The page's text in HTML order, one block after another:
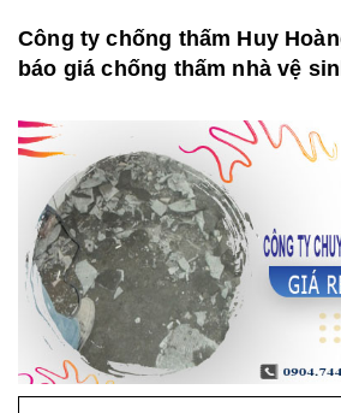
Công ty chống thấm Huy
báo giá chống thấm nhà vệ